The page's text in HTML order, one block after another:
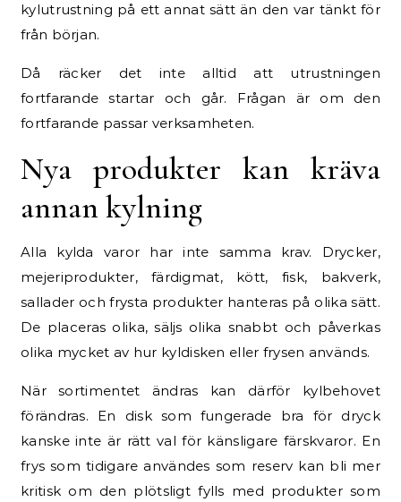
kylutrustning på ett annat sätt än den var tänkt för
från början.
Då räcker det inte alltid att utrustningen
fortfarande startar och går. Frågan är om den
fortfarande passar verksamheten.
Nya produkter kan kräva
annan kylning
Alla kylda varor har inte samma krav. Drycker,
mejeriprodukter, färdigmat, kött, fisk, bakverk,
sallader och frysta produkter hanteras på olika sätt.
De placeras olika, säljs olika snabbt och påverkas
olika mycket av hur kyldisken eller frysen används.
När sortimentet ändras kan därför kylbehovet
förändras. En disk som fungerade bra för dryck
kanske inte är rätt val för känsligare färskvaror. En
frys som tidigare användes som reserv kan bli mer
kritisk om den plötsligt fylls med produkter som